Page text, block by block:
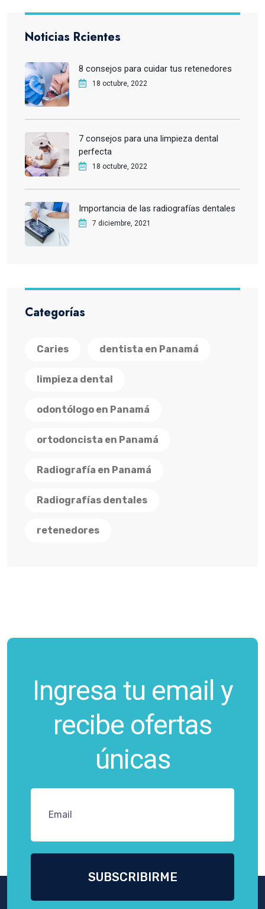
Noticias Rcientes
8 consejos para cuidar tus retenedores
18 octubre, 2022
7 consejos para una limpieza dental
perfecta
18 octubre, 2022
Importancia de las radiografías dentales
7 diciembre, 2021
Categorías
Caries dentista en Panamá
limpieza dental
odontólogo en Panamá
ortodoncista en Panamá
Radiografía en Panamá
Radiografías dentales
retenedores
Ingresa tu email y
recibe ofertas
únicas